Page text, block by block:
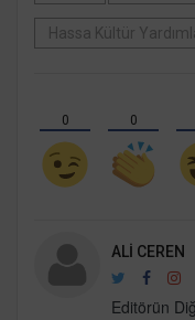
Hassa Kültür
0 0
ALI CEREN
Editörün